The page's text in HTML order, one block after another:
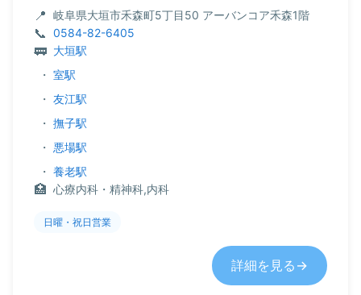
岐阜県大垣市禾森町5丁目50 アーバンコア禾森1階
0584-82-6405
大垣駅
・ 室駅
・ 友江駅
・ 撫子駅
・ 悪場駅
・ 養老駅
心療内科・精神科,内科
日曜・祝日営業
詳細を見る